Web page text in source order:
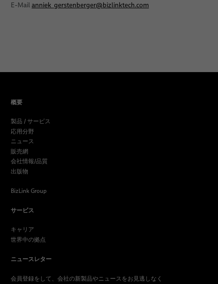
E-Mail anniek_gerstenberger@bizlinktech.com
概要
製品 / サービス
応用分野
ニュース
販売網
会社情報/品質
出版物
BizLink Group
サービス
キャリア
世界中の拠点
ニュースレター
会員登録をして、会社の新製品やニュースをお見逃しなく